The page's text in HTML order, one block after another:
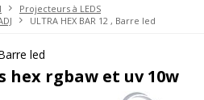
Projecteurs à LEDS
ULTRA HEX BAR 12 , Barre led
led
hex rgbaw et uv 10w